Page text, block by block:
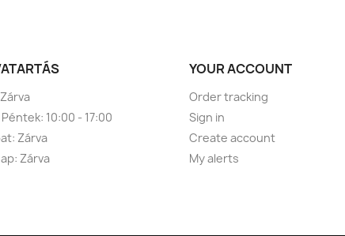
10:00 - 17:00
Zárva
Zárva
YOUR ACCOUNT
Order tracking
Sign in
Create account
My alerts